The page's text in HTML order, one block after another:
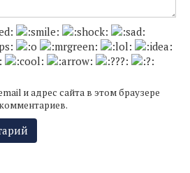
и адрес сайта в этом браузере